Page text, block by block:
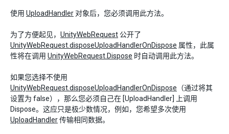
使用 UploadHandler 对象后，您必须调用此方法。
为了方便起见， UnityWebRequest 公开了
UnityWebRequest.disposeUploadHandlerOnDispose 属性，此属
性将在调用 UnityWebRequest.Dispose 时自动调用此方法。
如果您选择不使用
UnityWebRequest.disposeUploadHandlerOnDispose （通过将其
设置为 false），那么您必须自己在 [UploadHandler] 上调用
Dispose。这应只是极少数情况，例如，您希望多次使用
UploadHandler传输相同数据。